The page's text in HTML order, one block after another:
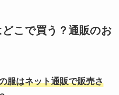
どこで買う？通販のお
服はネット通販で販売さ